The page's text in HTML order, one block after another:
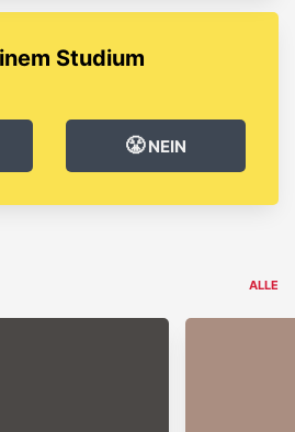
Studium
😤NEIN
ALLE